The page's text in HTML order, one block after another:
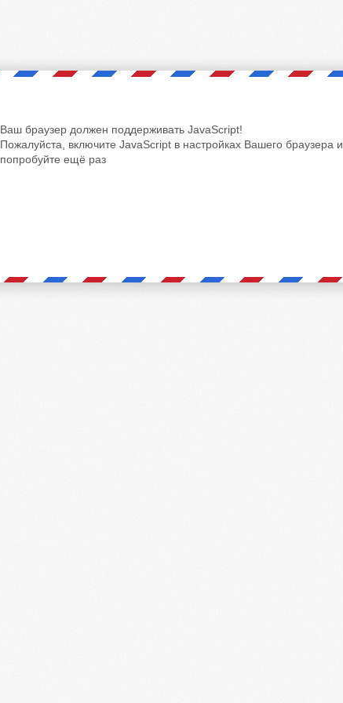
Ваш браузер должен поддерживать JavaScript!
Пожалуйста, включите JavaScript в настройках Вашего браузера и
попробуйте ещё раз